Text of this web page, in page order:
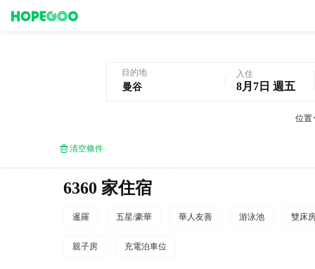
目的地 入住
8月7日 週五
位置
清空條件
6360 家住宿
暹羅 五星/豪華 華人友善 游泳池 雙床
親子房 充電泊車位